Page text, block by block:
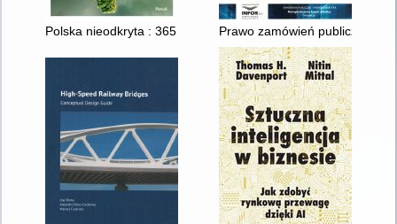
Polska nieodkryta : 365 nieoczywistych miejscPrawo zamówień publicznych